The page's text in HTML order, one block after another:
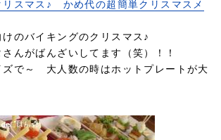
リスマス♪ かめ代の超簡単クリスマスメ
けのバイキングのクリスマス♪
んがばんざいしてます（笑）！！
ズで～ 大人数の時はホットプレートが大